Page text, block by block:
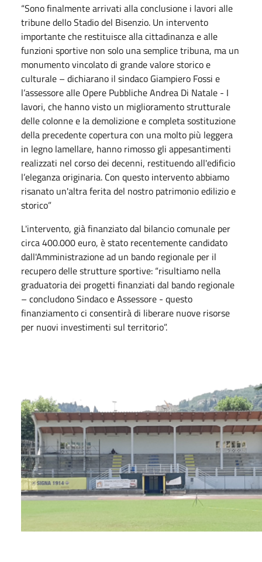
“Sono finalmente arrivati alla conclusione i lavori alle
tribune dello Stadio del Bisenzio. Un intervento
importante che restituisce alla cittadinanza e alle
funzioni sportive non solo una semplice tribuna, ma un
monumento vincolato di grande valore storico e
culturale – dichiarano il sindaco Giampiero Fossi e
l’assessore alle Opere Pubbliche Andrea Di Natale - I
lavori, che hanno visto un miglioramento strutturale
delle colonne e la demolizione e completa sostituzione
della precedente copertura con una molto più leggera
in legno lamellare, hanno rimosso gli appesantimenti
realizzati nel corso dei decenni, restituendo all'edificio
l’eleganza originaria. Con questo intervento abbiamo
risanato un'altra ferita del nostro patrimonio edilizio e
storico”
L'intervento, già finanziato dal bilancio comunale per
circa 400.000 euro, è stato recentemente candidato
dall'Amministrazione ad un bando regionale per il
recupero delle strutture sportive: “risultiamo nella
graduatoria dei progetti finanziati dal bando regionale
– concludono Sindaco e Assessore - questo
finanziamento ci consentirà di liberare nuove risorse
per nuovi investimenti sul territorio”.